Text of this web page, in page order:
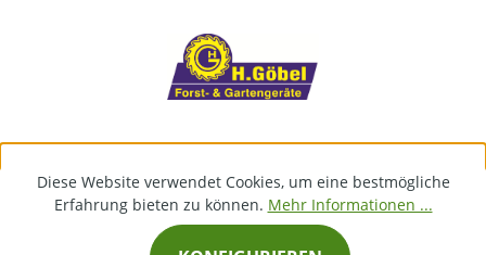
Diese Website verwendet Cookies, um eine bestmögliche
Erfahrung bieten zu können. Mehr Informationen ...